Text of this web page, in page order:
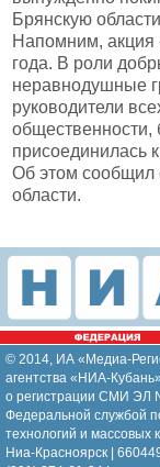
Брянскую
Напомним, акция
года. В роли
неравнодушные
руководители
общественности,
присоединилась
Об этом сообщил
области.
© 2014, ИА «Медиа-
агентства «НИА-
о регистрации СМИ ЭЛ
Федеральной службой
технологий и массовых
Ниа-Красноярск |